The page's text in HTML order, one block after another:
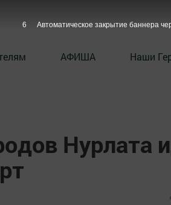
АФИША Наши
Нурлата
5 Автоматическое закрытие баннера